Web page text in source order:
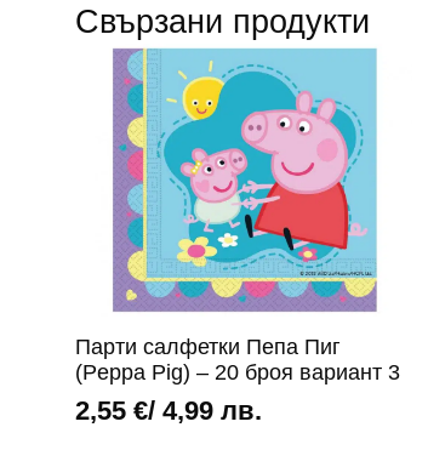
Свързани продукти
Парти салфетки Пепа Пиг
(Peppa Pig) – 20 броя вариант 3
2,55 €/ 4,99 лв.